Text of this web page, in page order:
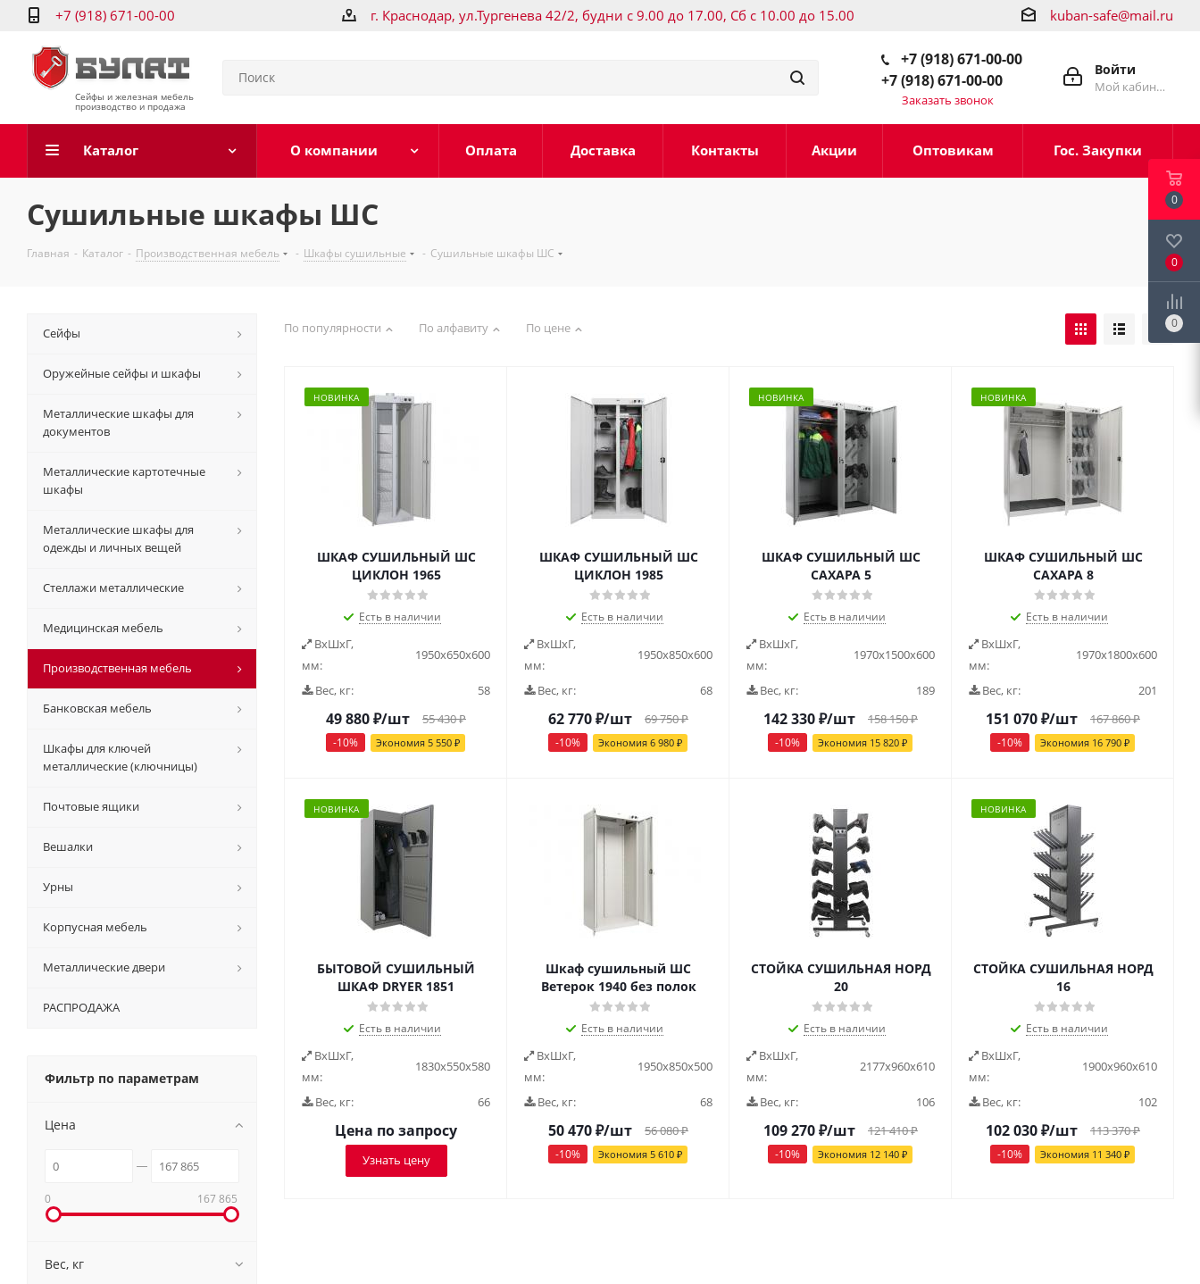
+7 (918) 671-00-00 г. Краснодар, ул.Тургенева 42/2, будни с 9.00 до 17.00, Сб с 10.00 до 15.00 kuban-safe@mail.ru
Сейфы и железная мебель
производство и продажа
Войти
Мой кабинет
+7 (918) 671-00-00
+7 (918) 671-00-00
Заказать звонок
Каталог О компании Оплата Доставка Контакты Акции Оптовикам Гос. Закупки
Сушильные шкафы ШС
Главная - Каталог - Производственная мебель - Шкафы сушильные - Сушильные шкафы ШС
По популярности По алфавиту По цене
НОВИНКА
ШКАФ СУШИЛЬНЫЙ ШС
ЦИКЛОН 1965
Есть в наличии
ВxШxГ,
мм:
1950х650х600
Вес, кг: 58
49 880₽/шт 55 430₽
-10% Экономия 5 550 ₽
ШКАФ СУШИЛЬНЫЙ ШС
ЦИКЛОН 1985
Есть в наличии
ВxШxГ,
мм:
1950х850х600
Вес, кг: 68
62 770₽/шт 69 750₽
-10% Экономия 6 980 ₽
НОВИНКА
ШКАФ СУШИЛЬНЫЙ ШС
САХАРА 5
Есть в наличии
ВxШxГ,
мм:
1970x1500x600
Вес, кг: 189
142 330₽/шт 158 150₽
-10% Экономия 15 820 ₽
НОВИНКА
ШКАФ СУШИЛЬНЫЙ ШС
САХАРА 8
Есть в наличии
ВxШxГ,
мм:
1970x1800x600
Вес, кг: 201
151 070₽/шт 167 860₽
-10% Экономия 16 790 ₽
НОВИНКА
БЫТОВОЙ СУШИЛЬНЫЙ
ШКАФ DRYER 1851
Есть в наличии
ВxШxГ,
мм:
1830x550x580
Вес, кг: 66
Цена по запросу
Узнать цену
Шкаф сушильный ШС
Ветерок 1940 без полок
Есть в наличии
ВxШxГ,
мм:
1950х850х500
Вес, кг: 68
50 470₽/шт 56 080₽
-10% Экономия 5 610 ₽
СТОЙКА СУШИЛЬНАЯ НОРД
20
Есть в наличии
ВxШxГ,
мм:
2177x960x610
Вес, кг: 106
109 270₽/шт 121 410₽
-10% Экономия 12 140 ₽
НОВИНКА
СТОЙКА СУШИЛЬНАЯ НОРД
16
Есть в наличии
ВxШxГ,
мм:
1900x960x610
Вес, кг: 102
102 030₽/шт 113 370₽
-10% Экономия 11 340 ₽
Сейфы
Оружейные сейфы и шкафы
Металлические шкафы для
документов
Металлические картотечные
шкафы
Металлические шкафы для
одежды и личных вещей
Стеллажи металлические
Медицинская мебель
Производственная мебель
Банковская мебель
Шкафы для ключей
металлические (ключницы)
Почтовые ящики
Вешалки
Урны
Корпусная мебель
Металлические двери
РАСПРОДАЖА
Фильтр по параметрам
Цена
0 167 865
Вес, кг
0
0
0